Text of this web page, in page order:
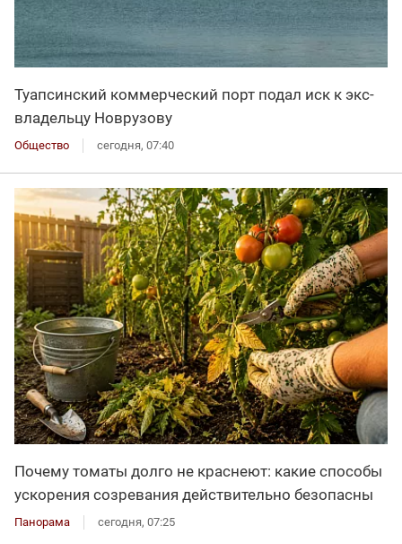
Туапсинский коммерческий порт подал иск к экс-
владельцу Новрузову
Общество сегодня, 07:40
Почему томаты долго не краснеют: какие способы
ускорения созревания действительно безопасны
Панорама сегодня, 07:25